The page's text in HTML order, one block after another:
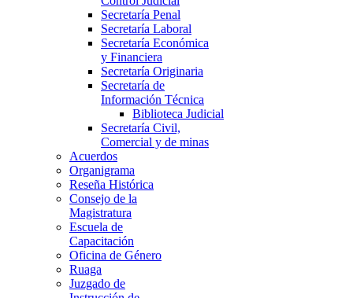
Secretaría Penal
Secretaría Laboral
Secretaría Económica
y Financiera
Secretaría Originaria
Secretaría de
Información Técnica
Biblioteca Judicial
Secretaría Civil,
Comercial y de minas
Acuerdos
Organigrama
Reseña Histórica
Consejo de la
Magistratura
Escuela de
Capacitación
Oficina de Género
Ruaga
Juzgado de